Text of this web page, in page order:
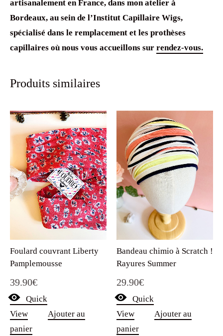
artisanalement en France, dans mon atelier à
Bordeaux, au sein de l’Institut Capillaire Wigs,
spécialisé dans le remplacement et les prothèses
capillaires où nous vous accueillons sur rendez-vous.
Produits similaires
Foulard couvrant Liberty
Pamplemousse
39.90€
Quick
View
Ajouter au
panier
Bandeau chimio à Scratch !
Rayures Summer
29.90€
Quick
View
Ajouter au
panier